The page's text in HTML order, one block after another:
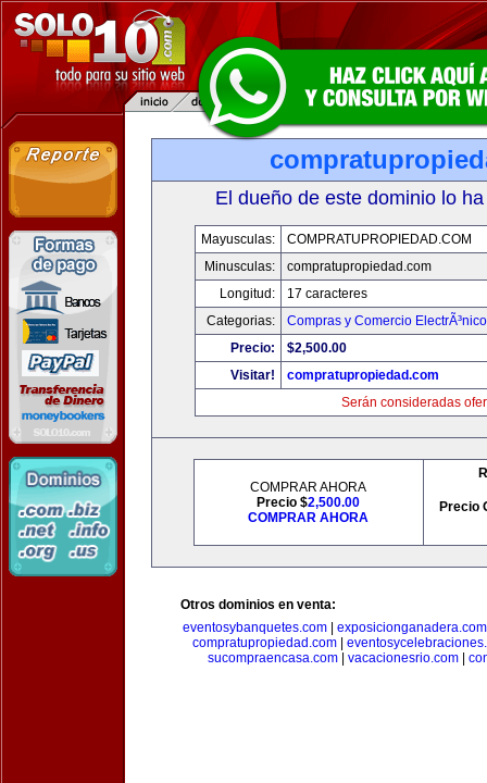
El dueño de este dominio lo
Mayusculas:
COMPRATUPROPIEDAD.COM
Minusculas:
compratupropiedad.com
Longitud:
17 caracteres
Categorias:
Compras y Comercio ElectrÃ³nico
Precio:
$2,500.00
Visitar!
compratupropiedad.com
Serán consideradas
COMPRAR AHORA
Precio $2,500.00
COMPRAR AHORA
Precio
Otros dominios en venta:
eventosybanquetes.com| exposicionganadera.com
compratupropiedad.com
sucompraencasa.com| vacacionesrio.com|